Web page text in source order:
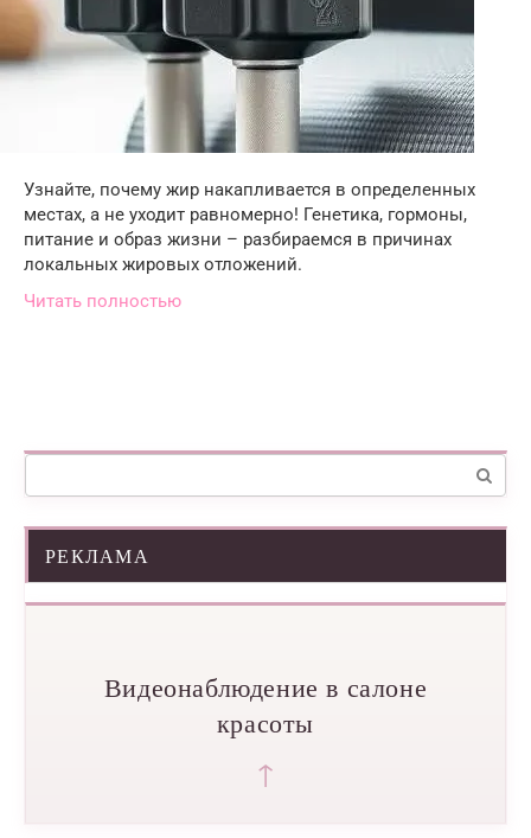
Узнайте, почему жир накапливается в определенных
местах, а не уходит равномерно! Генетика, гормоны,
питание и образ жизни – разбираемся в причинах
локальных жировых отложений.
Читать полностью
Поиск:
РЕКЛАМА
Видеонаблюдение в салоне
красоты
↑